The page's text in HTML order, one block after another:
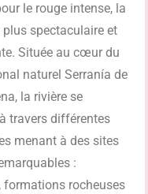
le rouge intense, la
spectaculaire et
Située au cœur du
naturel Serranía de
la rivière se
travers différentes
menant à des sites
:
formations rocheuses